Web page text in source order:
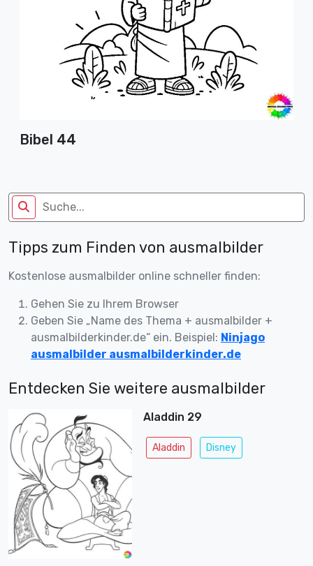
Bibel 44
Tipps zum Finden von ausmalbilder
Kostenlose ausmalbilder online schneller finden:
Gehen Sie zu Ihrem Browser
Geben Sie „Name des Thema + ausmalbilder +
ausmalbilderkinder.de“ ein. Beispiel: Ninjago
ausmalbilder ausmalbilderkinder.de
Entdecken Sie weitere ausmalbilder
Aladdin 29
Aladdin Disney